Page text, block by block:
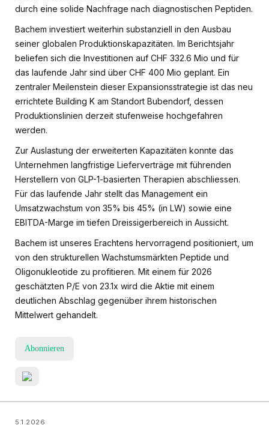
durch eine solide Nachfrage nach diagnostischen Peptiden.
Bachem investiert weiterhin substanziell in den Ausbau
seiner globalen Produktionskapazitäten. Im Berichtsjahr
beliefen sich die Investitionen auf CHF 332.6 Mio und für
das laufende Jahr sind über CHF 400 Mio geplant. Ein
zentraler Meilenstein dieser Expansionsstrategie ist das neu
errichtete Building K am Standort Bubendorf, dessen
Produktionslinien derzeit stufenweise hochgefahren
werden.
Zur Auslastung der erweiterten Kapazitäten konnte das
Unternehmen langfristige Lieferverträge mit führenden
Herstellern von GLP-1-basierten Therapien abschliessen.
Für das laufende Jahr stellt das Management ein
Umsatzwachstum von 35% bis 45% (in LW) sowie eine
EBITDA-Marge im tiefen Dreissigerbereich in Aussicht.
Bachem ist unseres Erachtens hervorragend positioniert, um
von den strukturellen Wachstumsmärkten Peptide und
Oligonukleotide zu profitieren. Mit einem für 2026
geschätzten P/E von 23.1x wird die Aktie mit einem
deutlichen Abschlag gegenüber ihrem historischen
Mittelwert gehandelt.
Abonnieren
5.1.2026